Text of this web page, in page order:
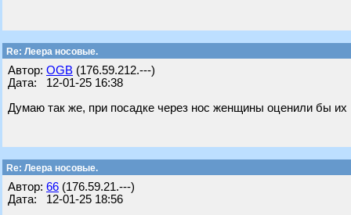
Re: Леера носовые.
Автор: OGB (176.59.212.---)
Дата: 12-01-25 16:38
Думаю так же, при посадке через нос женщины оценили бы их
Re: Леера носовые.
Автор: 66 (176.59.21.---)
Дата: 12-01-25 18:56